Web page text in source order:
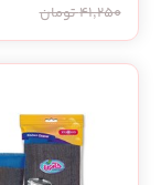
41,250 تومان